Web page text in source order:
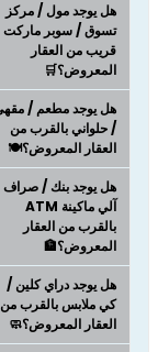
هل يوجد مول / مركز
تسوق / سوبر ماركت
قريب من العقار
المعروض؟🛒
هل يوجد مطعم /
/ حلواني بالقرب من
العقار المعروض؟🍽️
هل يوجد بنك / صراف
آلي ماكينة ATM
بالقرب من العقار
المعروض؟🏦
هل يوجد دراي كلين /
كي ملابس بالقرب من
العقار المعروض؟🧼